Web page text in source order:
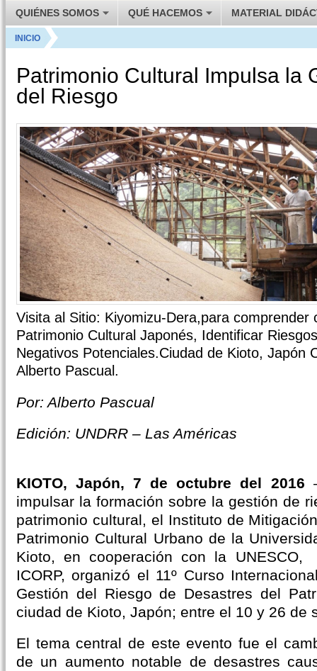
QUIÉNES SOMOS QUÉ HACEMOS MATERIAL
INICIO
Patrimonio Cultural Impulsa la
del Riesgo
Visita al Sitio: Kiyomizu-Dera,para comprender
Patrimonio Cultural Japonés, Identificar
Negativos Potenciales.Ciudad de Kioto, Japón
Alberto Pascual.
Por: Alberto Pascual
Edición: UNDRR – Las Américas
KIOTO, Japón, 7 de octubre del 2016
impulsar la formación sobre la gestión de
patrimonio cultural, el Instituto de
Patrimonio Cultural Urbano de la
Kioto, en cooperación con la UNESCO,
ICORP, organizó el 11º Curso
Gestión del Riesgo de Desastres del
ciudad de Kioto, Japón; entre el 10 y 26 de
El tema central de este evento fue el
de un aumento notable de desastres